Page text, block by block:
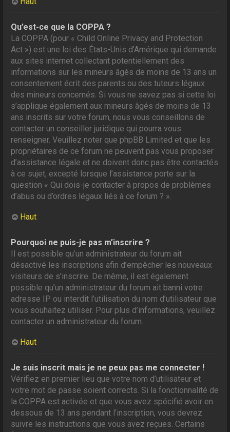
Qu’est-ce que la COPPA ?
La COPPA (pour « Child Online Privacy and Protection
Act ») est une loi des États-Unis d’Amérique qui demande
aux sites internet collectant potentiellement des
informations sur les mineurs âgés de moins de 13 ans un
consentement écrit des parents ou des tuteurs légaux
des mineurs concernés. Si vous ne savez pas si cette loi
s’applique également aux mineurs âgés de moins de 13
ans inscrits sur votre forum, nous vous conseillons de
contacter un conseiller juridique qui pourra vous
renseigner. Veuillez noter que phpBB Limited et que les
propriétaires de ce forum ne peuvent pas vous proposer
d’assistance légale et ne doivent donc pas être contactés
à ce sujet, excepté lorsque l’assistance porte sur la
question « Qui dois-je contacter à propos de problèmes
d’abus ou d’ordres légaux liés à ce forum ? ».
Haut
Pourquoi ne puis-je pas m’inscrire ?
Il est possible qu’un administrateur du forum ait
désactivé les inscriptions afin d’empêcher les nouveaux
visiteurs de s’inscrire. De même, il est également
possible qu’un administrateur du forum ait banni votre
adresse IP ou interdit l’utilisation du nom d’utilisateur que
vous souhaitez utiliser. Pour plus d’informations, veuillez
contacter un administrateur du forum.
Haut
Je suis inscrit mais je ne peux pas me connecter !
Vérifiez en premier lieu que votre nom d’utilisateur et
votre mot de passe soient corrects. Si la fonctionnalité de
la COPPA est activée et que vous avez spécifié avoir en
dessous de 13 ans pendant l’inscription, vous devrez
suivre les instructions que vous avez reçues. Certains